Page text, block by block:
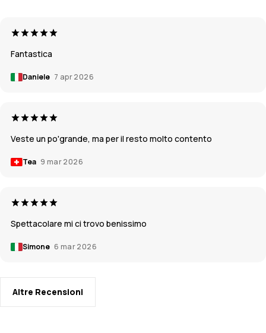
Fantastica
Daniele 7 apr 2026
Veste un po'grande, ma per il resto molto contento
Tea 9 mar 2026
Spettacolare mi ci trovo benissimo
Simone 6 mar 2026
Altre Recensioni